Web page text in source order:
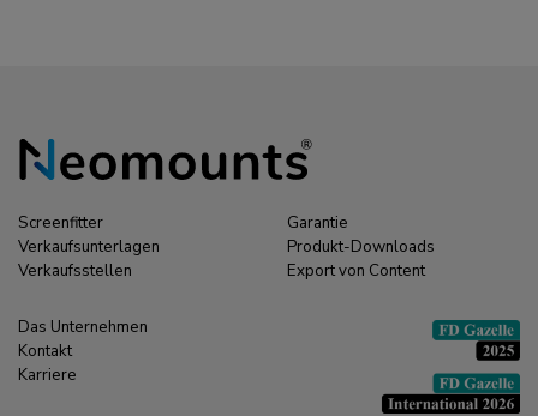
Screenfitter
Verkaufsunterlagen
Verkaufsstellen
Garantie
Produkt-Downloads
Export von Content
Das Unternehmen
Kontakt
Karriere